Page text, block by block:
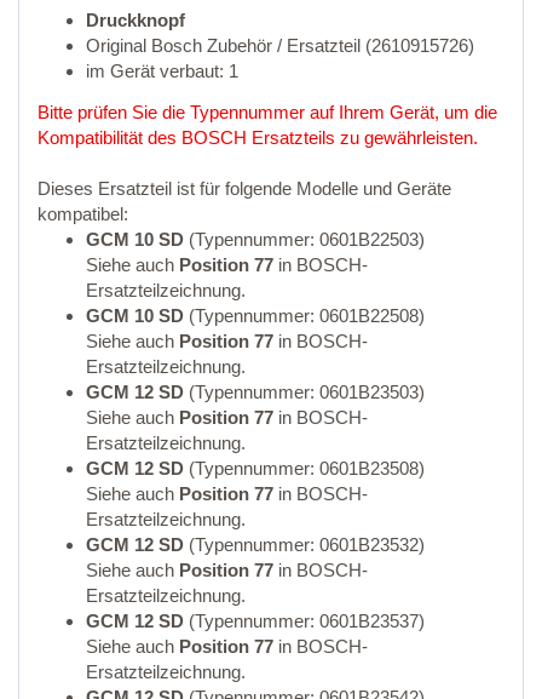
Druckknopf
Original Bosch Zubehör / Ersatzteil (2610915726)
im Gerät verbaut: 1
Bitte prüfen Sie die Typennummer auf Ihrem Gerät, um die
Kompatibilität des BOSCH Ersatzteils zu gewährleisten.
Dieses Ersatzteil ist für folgende Modelle und Geräte
kompatibel:
GCM 10 SD (Typennummer: 0601B22503)
Siehe auch Position 77 in BOSCH-
Ersatzteilzeichnung.
GCM 10 SD (Typennummer: 0601B22508)
Siehe auch Position 77 in BOSCH-
Ersatzteilzeichnung.
GCM 12 SD (Typennummer: 0601B23503)
Siehe auch Position 77 in BOSCH-
Ersatzteilzeichnung.
GCM 12 SD (Typennummer: 0601B23508)
Siehe auch Position 77 in BOSCH-
Ersatzteilzeichnung.
GCM 12 SD (Typennummer: 0601B23532)
Siehe auch Position 77 in BOSCH-
Ersatzteilzeichnung.
GCM 12 SD (Typennummer: 0601B23537)
Siehe auch Position 77 in BOSCH-
Ersatzteilzeichnung.